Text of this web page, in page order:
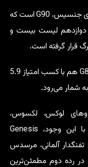
به گزارش iSeeCars، مطمئن‌ترین خودروی جنسیس، G90 است که
در رده دوازدهم لیست بیست و
قرار گرفته است.
از طرفی، دیگر خودروی مهم این کمپانی، G80 هم با کسب امتیاز 5.9
لوکس، لکسوس،
سال‌هاست که معتبرترین برند است. با این وجود، Genesis
آلمانی، مرسدس
رده دوم مطمئن‌ترین